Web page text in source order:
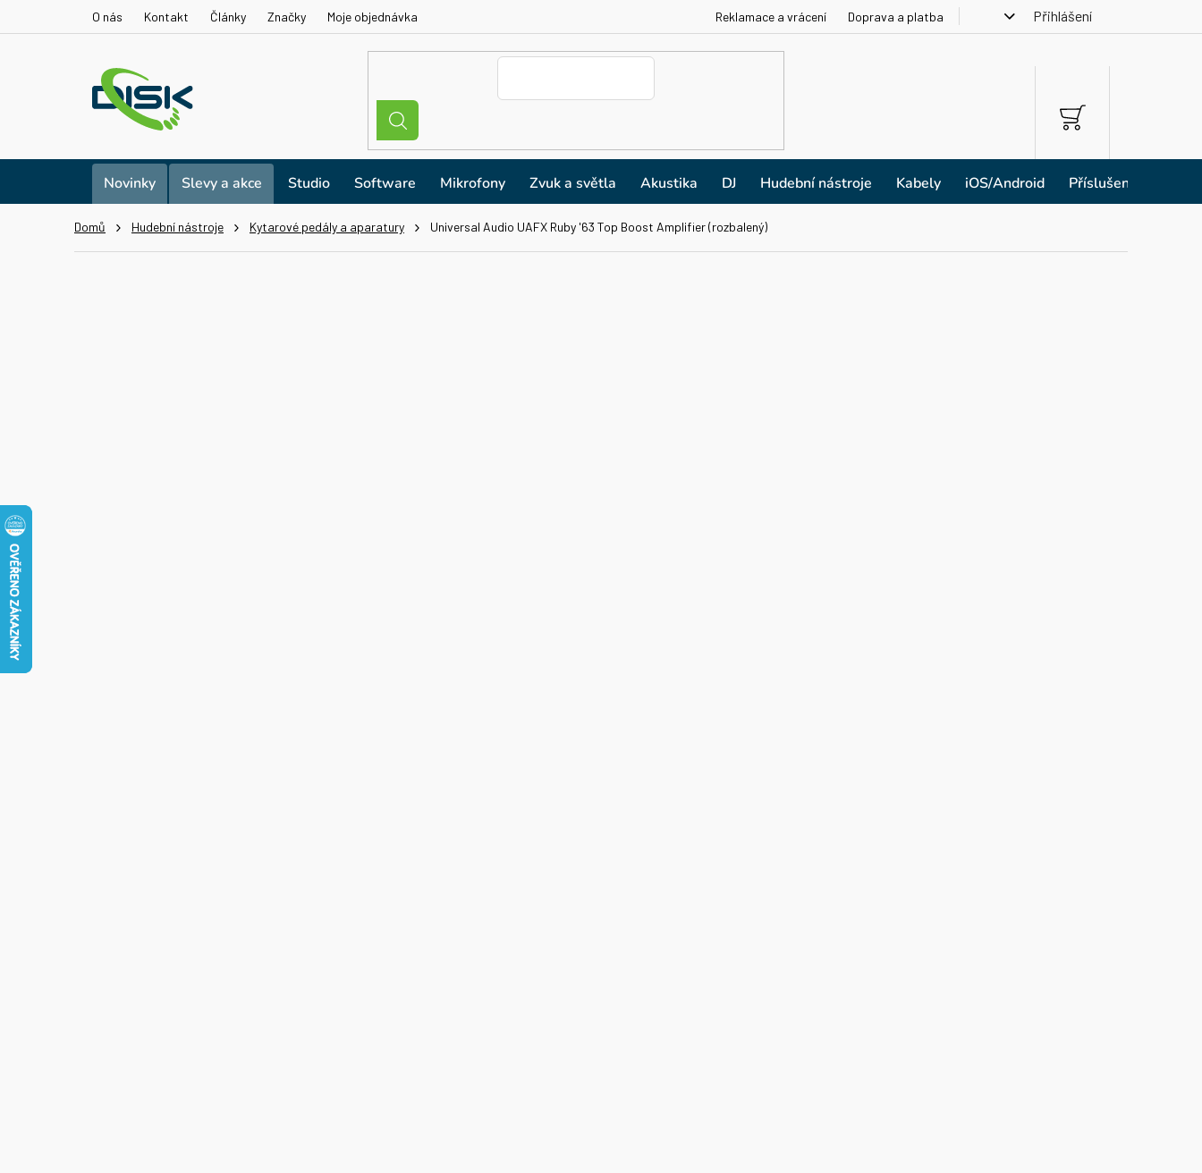
O nás Kontakt Články Značky Moje objednávka Reklamace a vrácení Doprava a platba Přihlášení
NÁKUPNÍ
KOŠÍK
Novinky Slevy a akce Studio Software Mikrofony Zvuk a světla Akustika DJ Hudební nástroje Kabely iOS/Android Příslušenství
Domů Hudební nástroje Kytarové pedály a aparatury Universal Audio UAFX Ruby '63 Top Boost Amplifier (rozbalený)